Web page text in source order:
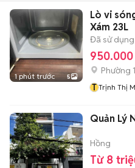
1 phút trước 5
Lò vi
Xám 23L
Đã sử dụng
Phường
T Trịnh Thị
Quản Lý
Hồng
Từ 8